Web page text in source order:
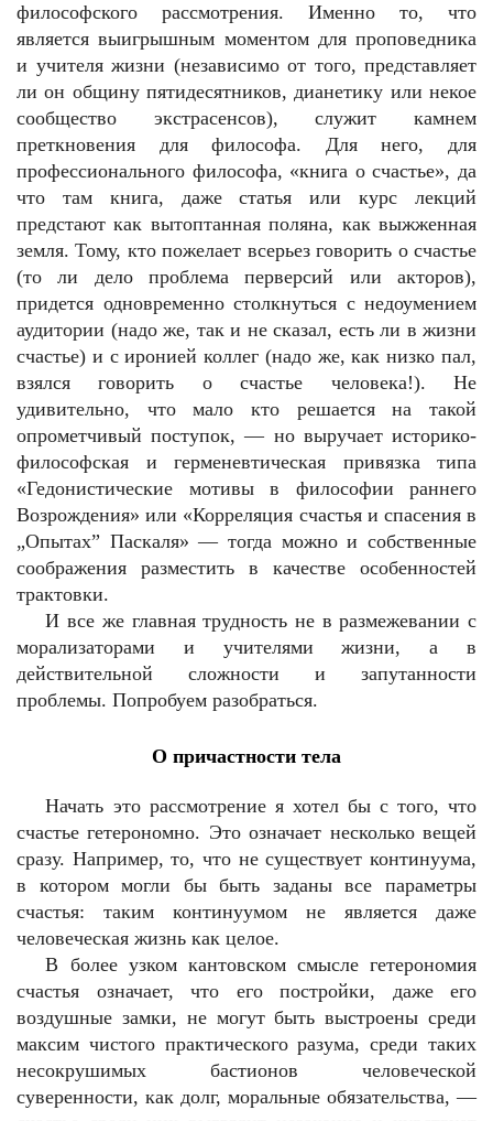
философского рассмотрения. Именно то, что
является выигрышным моментом для проповедника
и учителя жизни (независимо от того, представляет
ли он общину пятидесятников, дианетику или некое
сообщество экстрасенсов), служит камнем
преткновения для философа. Для него, для
профессионального философа, «книга о счастье», да
что там книга, даже статья или курс лекций
предстают как вытоптанная поляна, как выжженная
земля. Тому, кто пожелает всерьез говорить о счастье
(то ли дело проблема перверсий или акторов),
придется одновременно столкнуться с недоумением
аудитории (надо же, так и не сказал, есть ли в жизни
счастье) и с иронией коллег (надо же, как низко пал,
взялся говорить о счастье человека!). Не
удивительно, что мало кто решается на такой
опрометчивый поступок, — но выручает историко-
философская и герменевтическая привязка типа
«Гедонистические мотивы в философии раннего
Возрождения» или «Корреляция счастья и спасения в
„Опытах” Паскаля» — тогда можно и собственные
соображения разместить в качестве особенностей
трактовки.
И все же главная трудность не в размежевании с
морализаторами и учителями жизни, а в
действительной сложности и запутанности
проблемы. Попробуем разобраться.
О причастности тела
Начать это рассмотрение я хотел бы с того, что
счастье гетерономно. Это означает несколько вещей
сразу. Например, то, что не существует континуума,
в котором могли бы быть заданы все параметры
счастья: таким континуумом не является даже
человеческая жизнь как целое.
В более узком кантовском смысле гетерономия
счастья означает, что его постройки, даже его
воздушные замки, не могут быть выстроены среди
максим чистого практического разума, среди таких
несокрушимых бастионов человеческой
суверенности, как долг, моральные обязательства, —